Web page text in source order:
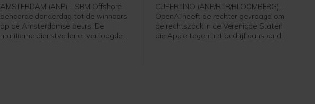
AMSTERDAM (ANP) - SBM Offshore
behoorde donderdag tot de winnaars
op de Amsterdamse beurs. De
maritieme dienstverlener verhoogde
CUPERTINO (ANP/RTR/BLOOMBERG) -
OpenAI heeft de rechter gevraagd om
de rechtszaak in de Verenigde Staten
die Apple tegen het bedrijf aanspande